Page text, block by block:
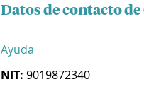
Datos de contacto
Ayuda
NIT: 9019872340